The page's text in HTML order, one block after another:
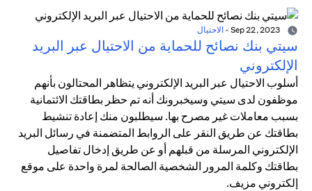
- الاحتيال
سيتي بنك نصائح للحماية من الاحتيال عبر البريد
الإلكتروني
أسلوب الاحتيال عبر البريد الإلكتروني يتظاهر المحتالون بأنهم
موظفون لدى سيتي وسيخبرونك أنه تم حظر بطاقتك الائتمانية
بسبب معاملات غير مصرح بها. سيطلبون منك إعادة تنشيط
بطاقتك عن طريق النقر على الروابط المتضمنة في رسائل البريد
الإلكتروني المرسلة من قبلهم أو عن طريق إدخال تفاصيل
بطاقتك وكلمة المرور الشخصية الصالحة لمرة واحدة على موقع
إلكتروني مزيف.